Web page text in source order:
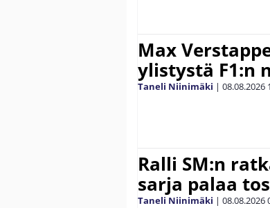
Max
ylistystä F1:n
Taneli Niinimäki | 08.08.2026
Ralli SM:n
sarja palaa
Taneli Niinimäki | 08.08.2026